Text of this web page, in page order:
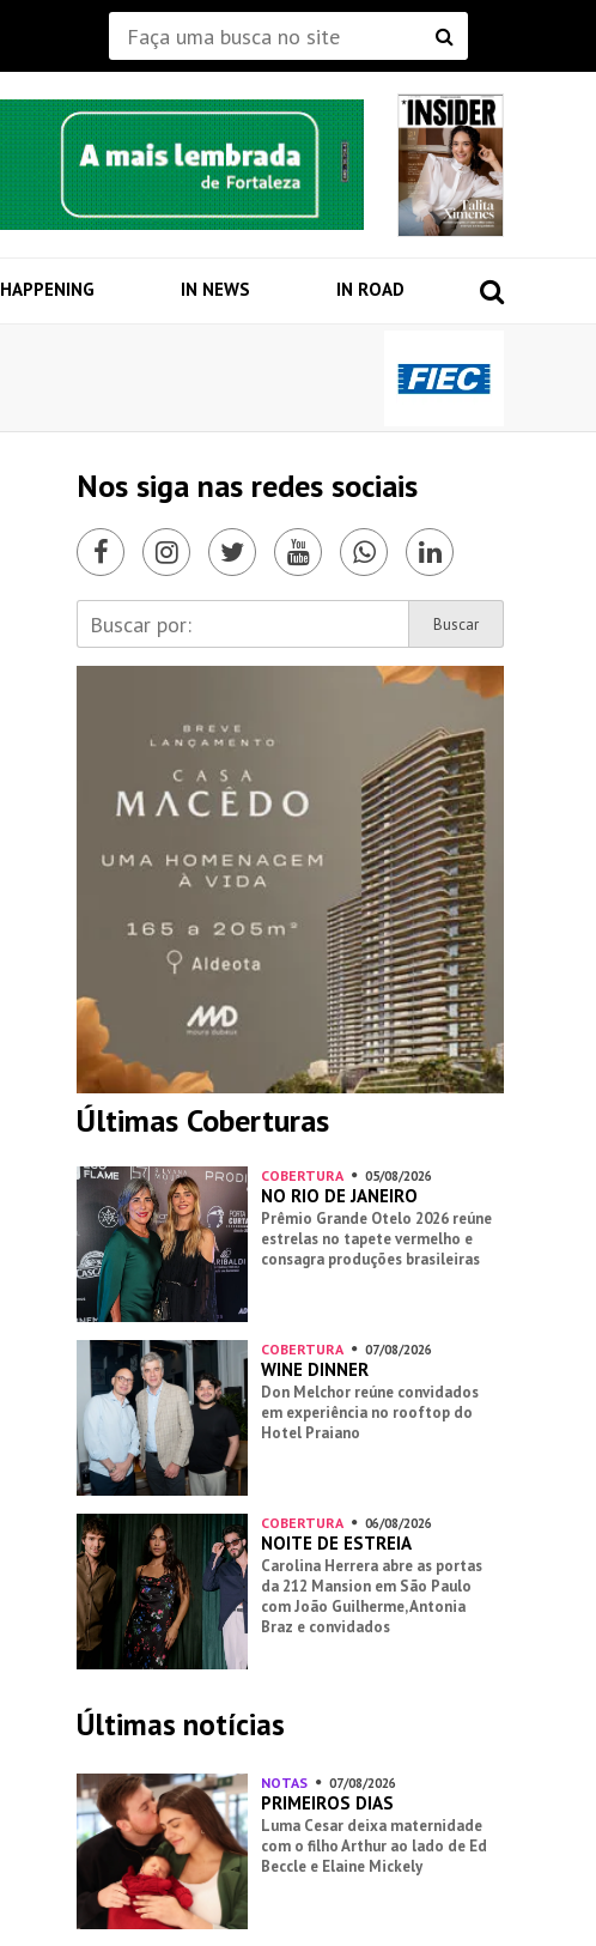
HAPPENING IN NEWS IN ROAD
Nos siga nas redes sociais
Últimas Coberturas
COBERTURA 05/08/2026
NO RIO DE JANEIRO
Prêmio Grande Otelo 2026 reúne
estrelas no tapete vermelho e
consagra produções brasileiras
COBERTURA 07/08/2026
WINE DINNER
Don Melchor reúne convidados
em experiência no rooftop do
Hotel Praiano
COBERTURA 06/08/2026
NOITE DE ESTREIA
Carolina Herrera abre as portas
da 212 Mansion em São Paulo
com João Guilherme, Antonia
Braz e convidados
Últimas notícias
NOTAS 07/08/2026
PRIMEIROS DIAS
Luma Cesar deixa maternidade
com o filho Arthur ao lado de Ed
Beccle e Elaine Mickely